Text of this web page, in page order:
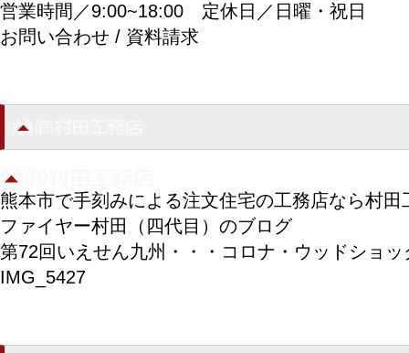
営業時間／9:00~18:00 定休日／日曜・祝日
お問い合わせ / 資料請求
熊本市で手刻みによる注文住宅の工務店なら村田
ファイヤー村田（四代目）のブログ
第72回いえせん九州・・・コロナ・ウッドショ
IMG_5427